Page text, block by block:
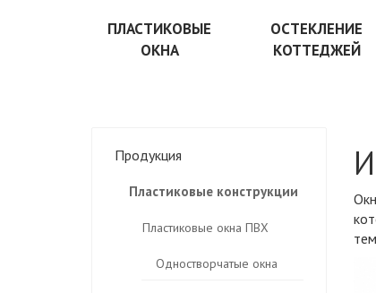
ПЛАСТИКОВЫЕ
ОКНА
ОСТЕКЛЕНИЕ
КОТТЕДЖЕЙ
Продукция
Пластиковые конструкции
Пластиковые окна ПВХ
Одностворчатые окна